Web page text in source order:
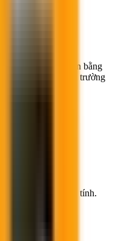
dẻo được phát triển bằng
kiện ứng dụng môi trường
ester biến tính.
nhạt.